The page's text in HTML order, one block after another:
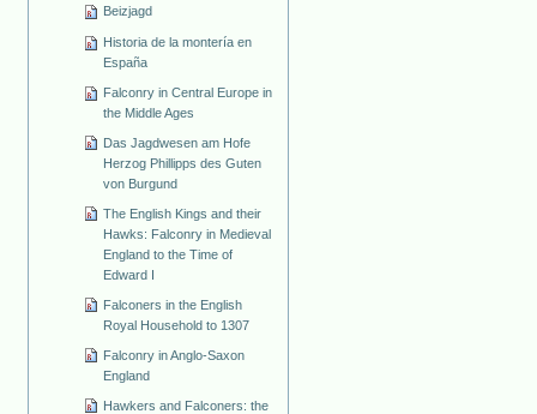
Beizjagd
Historia de la montería en
España
Falconry in Central Europe in
the Middle Ages
Das Jagdwesen am Hofe
Herzog Phillipps des Guten
von Burgund
The English Kings and their
Hawks: Falconry in Medieval
England to the Time of
Edward I
Falconers in the English
Royal Household to 1307
Falconry in Anglo-Saxon
England
Hawkers and Falconers: the